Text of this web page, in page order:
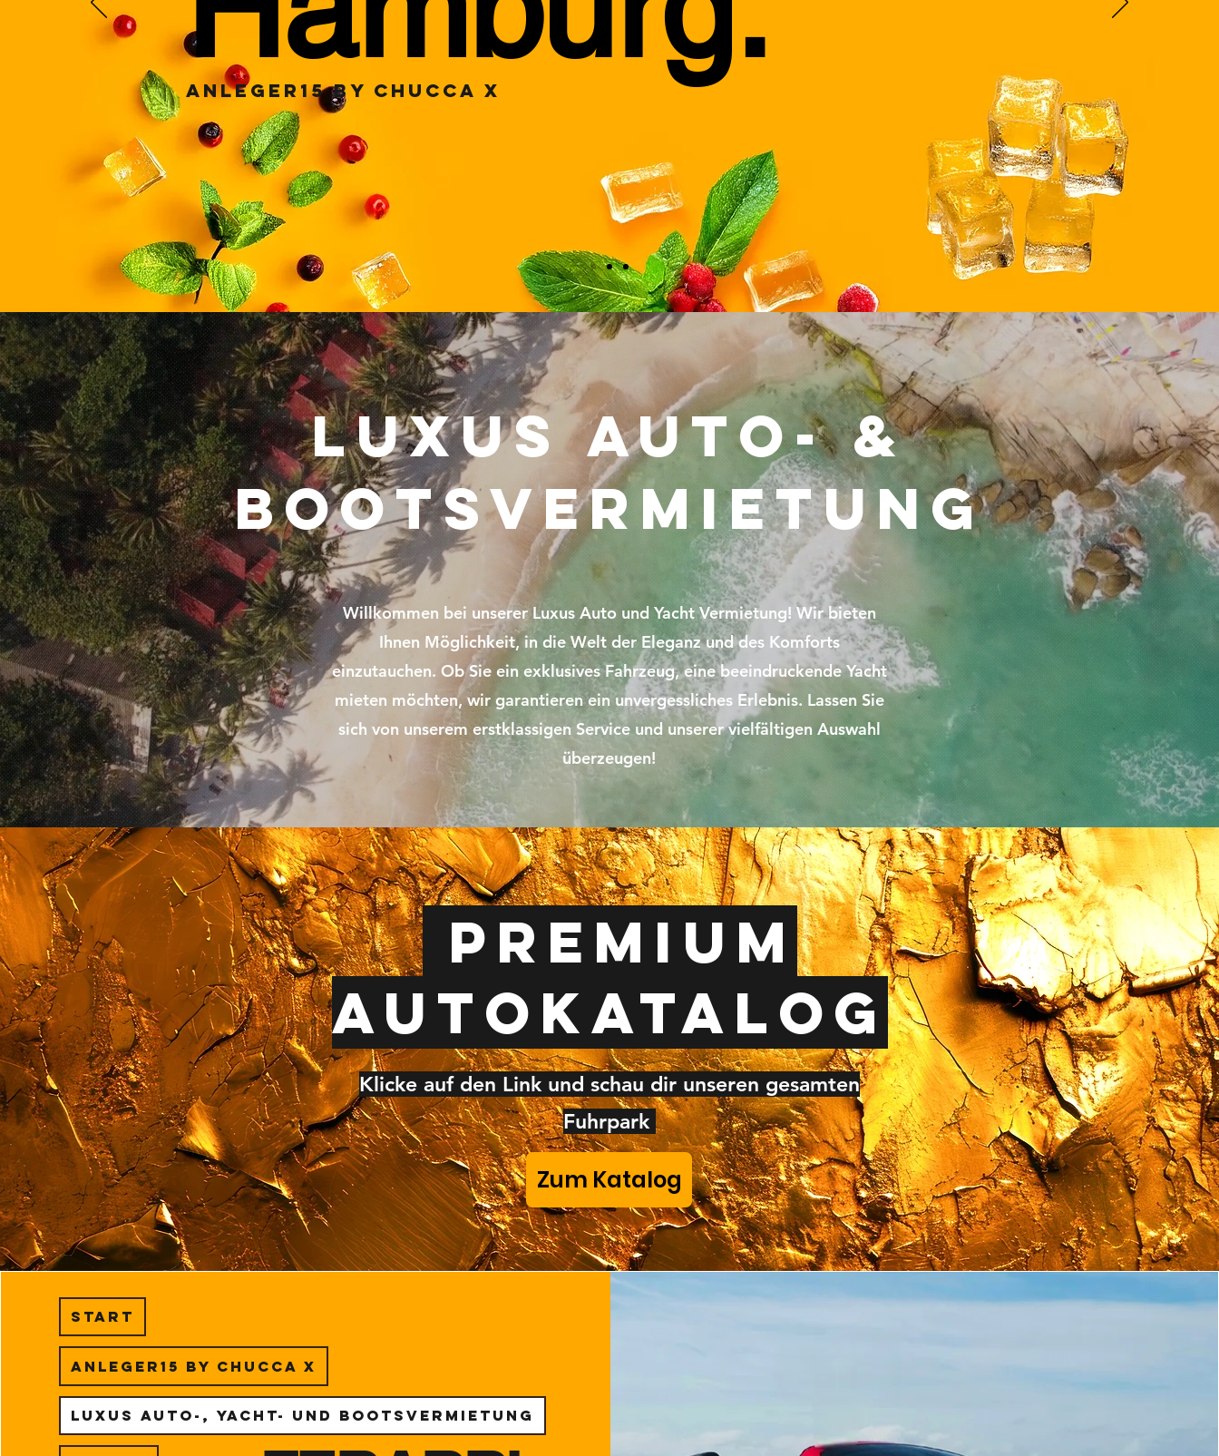
ANLEGER15 by CHUCCA X
Start
Anleger15 by Chucca X
Luxus Auto-, Yacht- und Bootsvermietung
Luxus Auto- &
Bootsvermietung
Willkommen bei unserer Luxus Auto und Yacht Vermietung! Wir bieten
Ihnen Möglichkeit, in die Welt der Eleganz und des Komforts
einzutauchen. Ob Sie ein exklusives Fahrzeug, eine beeindruckende Yacht
mieten möchten, wir garantieren ein unvergessliches Erlebnis. Lassen Sie
sich von unserem erstklassigen Service und unserer vielfältigen Auswahl
überzeugen!
Premium
Autokatalog
Klicke auf den Link und schau dir unseren gesamten
Fuhrpark
Zum Katalog